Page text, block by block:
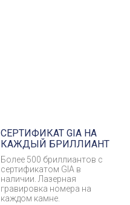
СЕРТИФИКАТ GIA НА
КАЖДЫЙ БРИЛЛИАНТ
Более 500 бриллиантов с
сертификатом GIA в
наличии. Лазерная
гравировка номера на
каждом камне.